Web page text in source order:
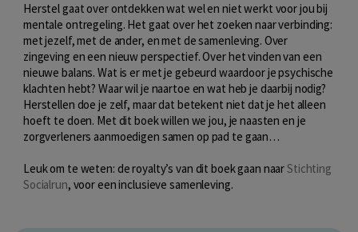
Herstel gaat over ontdekken wat wel en niet werkt voor jou bij
mentale ontregeling. Het gaat over het zoeken naar verbinding:
met jezelf, met de ander, en met de samenleving. Over
zingeving en een nieuw perspectief. Over het vinden van een
nieuwe balans. Wat is er met je gebeurd waardoor je psychische
klachten hebt? Waar wil je naartoe en wat heb je daarbij nodig?
Herstellen doe je zelf, maar dat betekent niet dat je het alleen
hoeft te doen. Met dit boek willen we jou, je naasten en je
zorgverleners aanmoedigen samen op pad te gaan…
Leuk om te weten: de royalty’s van dit boek gaan naarStichting
Socialrun, voor een inclusieve samenleving.